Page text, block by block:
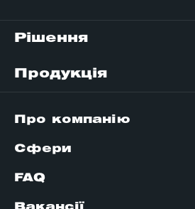
Рішення
Продукція
Про компанію
Сфери
FAQ